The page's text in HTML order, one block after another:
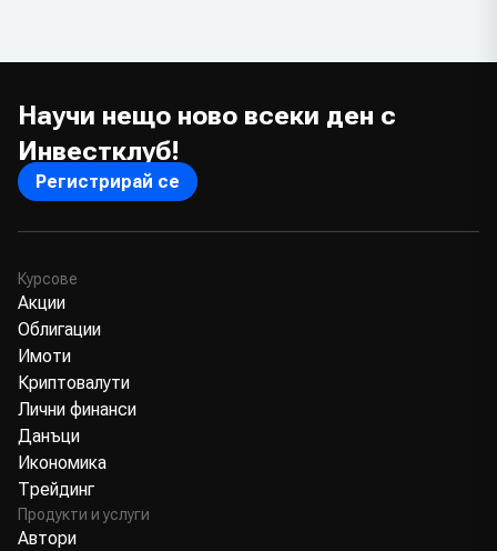
Научи нещо ново всеки ден с
Инвестклуб!
Регистрирай се
Курсове
Акции
Облигации
Имоти
Криптовалути
Лични финанси
Данъци
Икономика
Трейдинг
Продукти и услуги
Автори